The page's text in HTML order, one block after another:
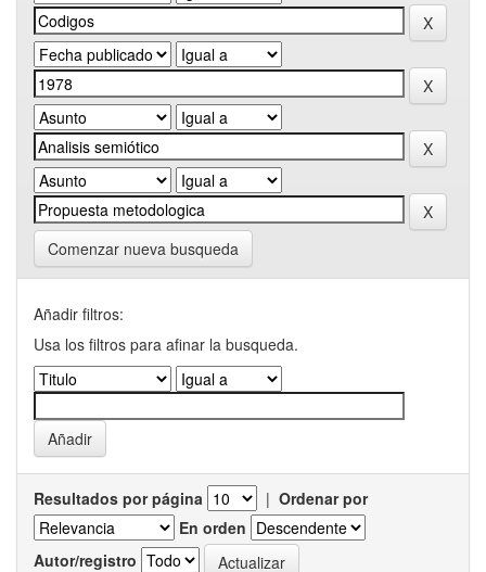
Comenzar nueva busqueda
Añadir filtros:
Usa los filtros para afinar la busqueda.
Resultados por página | Ordenar por
En orden
Autor/registro